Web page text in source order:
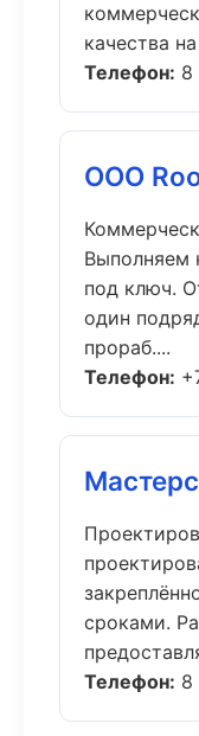
качества
Телефон: 8
ООО
Выполняем
под ключ.
один
прораб....
Телефон:
сроками.
Телефон: 8